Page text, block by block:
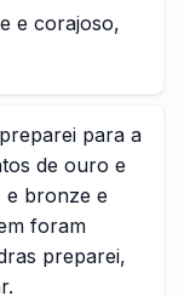
e corajoso,
para a
de ouro e
e bronze e
foram
preparei,